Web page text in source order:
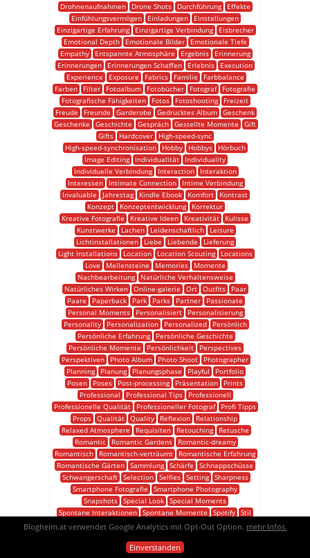
Drohnenaufnahmen
Drone Shots Durchführung
Effekte
Einfühlungsvermögen
Einladungen
Einstellungen
Einzigartige Erfahrung
Einzigartige Verbindung
Eisbrecher
Emotional Depth
Emotionale Bilder
Emotionale Tiefe
Empathy
Entspannte Atmosphäre Ergebnis
Erinnerung
Erinnerungen
Erinnerungen Schaffen Erlebnis
Execution
Experience
Exposure Fabrics Familie
Farbbalance
Farben
Filter Fotoalbum Fotobücher Fotograf
Fotografie
Fotografische Fähigkeiten
Fotos Fotoshooting
Freizeit
Freude
Freunde Garderobe Gedrucktes Album Geschenk
Geschenke
Geschichte Gespräch Gestellte Momente
Gift
Gifts
Hardcover
High-speed-sync
High-speed-synchronisation
Hobby Hobbys
Hörbuch
Image Editing
Individualität
Individuality
Individuelle Verbindung
Interaction
Interaktion
Interessen
Intimate Connection
Intime Verbindung
Invaluable
Jahrestag Kindle Ebook Komfort
Kontrast
Konzept
Konzeptentwicklung
Korrektur
Kreative Fotografie
Kreative Ideen Kreativität
Kulisse
Kunstwerke
Lachen Leidenschaftlich
Leisure
Lichtinstallationen
Liebe Liebende
Lieferung
Light Installations
Location Location Scouting
Locations
Love
Meilensteine Memories
Momente
Nachbearbeitung
Natürliche Verhaltensweise
Natürliches Wirken
Online-galerie Ort Outfits
Paar
Paare
Paperback Park Parks Partner
Passionate
Personal Moments
Personalisiert
Personalisierung
Personality
Personalization Personalized
Persönlich
Persönliche Erfahrung
Persönliche Geschichte
Persönliche Momente
Persönlichkeit
Perspectives
Perspektiven
Photo Album Photo Shoot
Photographer
Planning
Planung Planungsphase Playful
Portfolio
Posen
Poses Post-processing Präsentation
Prints
Professional
Professional Tips
Professionell
Professionelle Qualität
Professioneller Fotograf
Profi Tipps
Props Qualität Quality Reflexion
Relationship
Relaxed Atmosphere
Requisiten Retouching
Retusche
Romantic
Romantic Gardens
Romantic-dreamy
Romantisch
Romantisch-verträumt
Romantische Erfahrung
Romantische Gärten Sammlung Schärfe
Schnappschüsse
Schwangerschaft
Selection Selfies Setting
Sharpness
Smartphone Fotografie
Smartphone Photography
Snapshots Special Look Special Moments
Spontane Interaktionen Spontane Momente Spotify Stil
Stimmung
Stoffe Strände Strengthen Bond Style
Teamwork Techniken
Blogheim.at verwendet Google Analytics mit Opt-Out Option. mehr Infos.
Einverstanden